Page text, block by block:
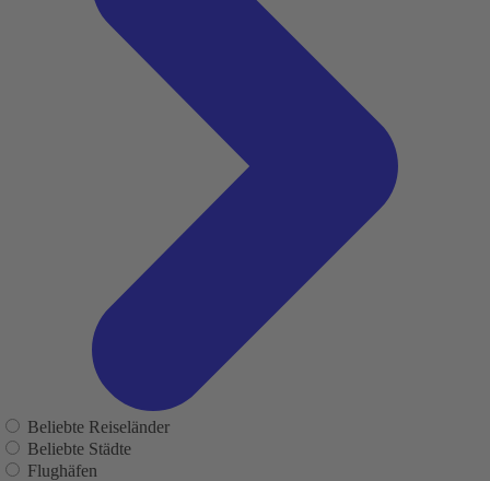
Beliebte Reiseländer
Beliebte Städte
Flughäfen